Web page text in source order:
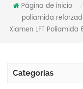
Página de inicio
poliamida
Xiamen LFT
Categorías